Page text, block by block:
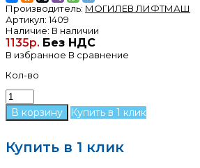
Производитель: МОГИЛЕВ ЛИФТМАШ
Артикул:1409
Наличие: В наличии
1135р. Без НДС
В избранное В сравнение
Кол-во
Купить в 1 клик
Купить в 1 клик